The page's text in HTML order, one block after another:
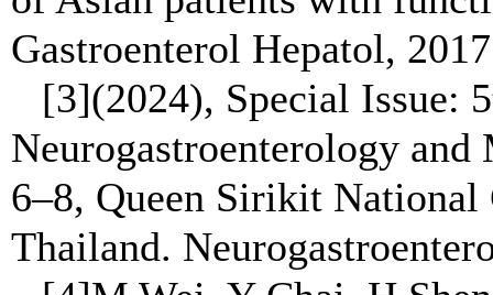
Gastroenterol Hepatol,
[3](2024), Special Issue:
Neurogastroenterology
6–8, Queen Sirikit National
Thailand.